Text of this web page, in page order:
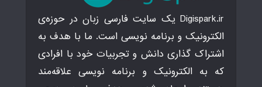
Digispark.ir یک سایت فارسی زبان در حوزه‌ی
الکترونیک و برنامه نویسی است. ما با هدف به
اشتراک گذاری دانش و تجربیات خود با افرادی
که به الکترونیک و برنامه نویسی علاقه‌مند